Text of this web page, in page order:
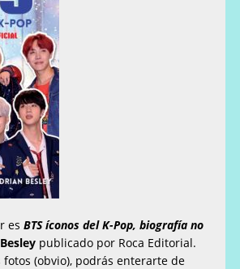
esBTS íconos del K-Pop, biografía no
publicado por Roca Editorial.
(obvio), podrás enterarte de